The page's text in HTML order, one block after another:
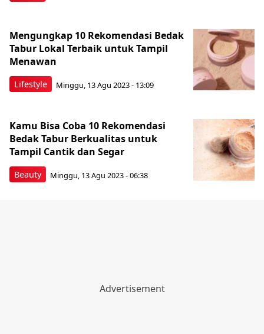
Lifestyle
Mengungkap 10 Rekomendasi Bedak
Tabur Lokal Terbaik untuk Tampil
Menawan
Minggu, 13 Agu 2023 - 13:09
Beauty
Kamu Bisa Coba 10 Rekomendasi
Bedak Tabur Berkualitas untuk
Tampil Cantik dan Segar
Minggu, 13 Agu 2023 - 06:38